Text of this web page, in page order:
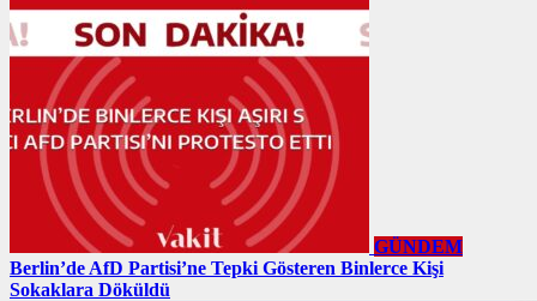
GÜNDEM
Berlin’de AfD Partisi’ne Tepki Gösteren Binlerce Kişi
Sokaklara Döküldü